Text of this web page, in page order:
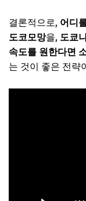
결론적으로, 어디
도코모망을, 도쿄
속도를 원한다면
는 것이 좋은 전략